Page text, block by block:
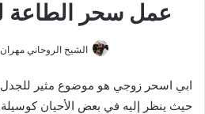
عمل سحر الطاعة
الشيخ الروحاني
ابي اسحر زوجي هو موضوع مثير للجدل
حيث ينظر إليه في بعض الأحيان